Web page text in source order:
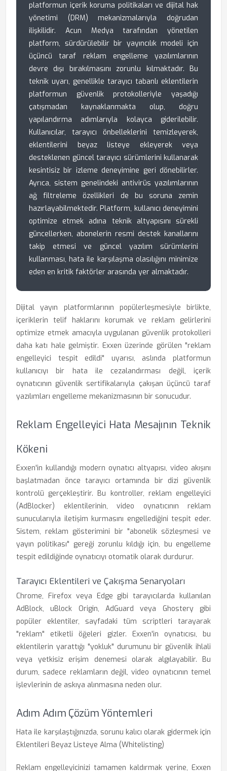
platformun içerik koruma politikaları ve dijital hak
yönetimi (DRM) mekanizmalarıyla doğrudan
ilişkilidir. Acun Medya tarafından yönetilen
platform, sürdürülebilir bir yayıncılık modeli için
üçüncü taraf reklam engelleme yazılımlarının
devre dışı bırakılmasını zorunlu kılmaktadır. Bu
teknik uyarı, genellikle tarayıcı tabanlı eklentilerin
platformun güvenlik protokolleriyle yaşadığı
çatışmadan kaynaklanmakta olup, doğru
yapılandırma adımlarıyla kolayca giderilebilir.
Kullanıcılar, tarayıcı önbelleklerini temizleyerek,
eklentilerini beyaz listeye ekleyerek veya
desteklenen güncel tarayıcı sürümlerini kullanarak
kesintisiz bir izleme deneyimine geri dönebilirler.
Ayrıca, sistem genelindeki antivirüs yazılımlarının
ağ filtreleme özellikleri de bu soruna zemin
hazırlayabilmektedir. Platform, kullanıcı deneyimini
optimize etmek adına teknik altyapısını sürekli
güncellerken, abonelerin resmi destek kanallarını
takip etmesi ve güncel yazılım sürümlerini
kullanması, hata ile karşılaşma olasılığını minimize
eden en kritik faktörler arasında yer almaktadır.
Dijital yayın platformlarının popülerleşmesiyle birlikte,
içeriklerin telif haklarını korumak ve reklam gelirlerini
optimize etmek amacıyla uygulanan güvenlik protokolleri
daha katı hale gelmiştir. Exxen üzerinde görülen "reklam
engelleyici tespit edildi" uyarısı, aslında platformun
kullanıcıyı bir hata ile cezalandırması değil, içerik
oynatıcının güvenlik sertifikalarıyla çakışan üçüncü taraf
yazılımları engelleme mekanizmasının bir sonucudur.
Reklam Engelleyici Hata Mesajının Teknik
Kökeni
Exxen'in kullandığı modern oynatıcı altyapısı, video akışını
başlatmadan önce tarayıcı ortamında bir dizi güvenlik
kontrolü gerçekleştirir. Bu kontroller, reklam engelleyici
(AdBlocker) eklentilerinin, video oynatıcının reklam
sunucularıyla iletişim kurmasını engellediğini tespit eder.
Sistem, reklam gösterimini bir "abonelik sözleşmesi ve
yayın politikası" gereği zorunlu kıldığı için, bu engelleme
tespit edildiğinde oynatıcıyı otomatik olarak durdurur.
Tarayıcı Eklentileri ve Çakışma Senaryoları
Chrome, Firefox veya Edge gibi tarayıcılarda kullanılan
AdBlock, uBlock Origin, AdGuard veya Ghostery gibi
popüler eklentiler, sayfadaki tüm scriptleri tarayarak
"reklam" etiketli öğeleri gizler. Exxen'in oynatıcısı, bu
eklentilerin yarattığı "yokluk" durumunu bir güvenlik ihlali
veya yetkisiz erişim denemesi olarak algılayabilir. Bu
durum, sadece reklamların değil, video oynatıcının temel
işlevlerinin de askıya alınmasına neden olur.
Adım Adım Çözüm Yöntemleri
Hata ile karşılaştığınızda, sorunu kalıcı olarak gidermek için
Eklentileri Beyaz Listeye Alma (Whitelisting)
Reklam engelleyicinizi tamamen kaldırmak yerine, Exxen